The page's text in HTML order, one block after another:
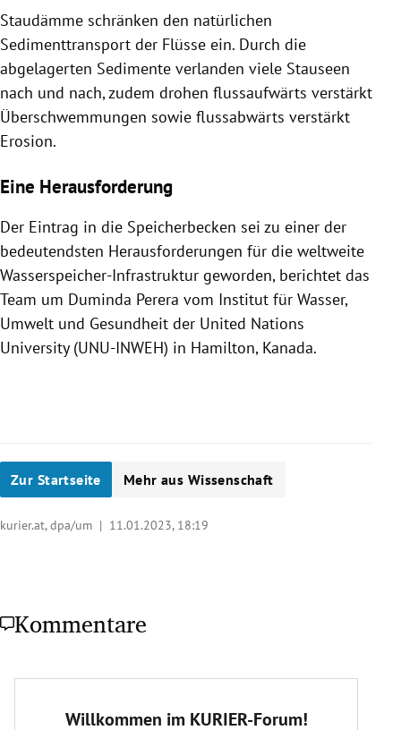
Staudämme schränken den natürlichen
Sedimenttransport der Flüsse ein. Durch die
abgelagerten Sedimente verlanden viele Stauseen
nach und nach, zudem drohen flussaufwärts verstärkt
Überschwemmungen sowie flussabwärts verstärkt
Erosion.
Eine Herausforderung
Der Eintrag in die Speicherbecken sei zu einer der
bedeutendsten Herausforderungen für die weltweite
Wasserspeicher-Infrastruktur geworden, berichtet das
Team um Duminda Perera vom Institut für Wasser,
Umwelt und Gesundheit der United Nations
University (UNU-INWEH) in Hamilton, Kanada.
Zur Startseite Mehr aus Wissenschaft
kurier.at, dpa/um | 11.01.2023, 18:19
Kommentare